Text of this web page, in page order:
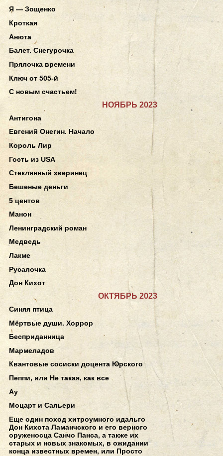
Я — Зощенко
Кроткая
Анюта
Балет. Снегурочка
Прялочка времени
Ключ от 505-й
С новым счастьем!
НОЯБРЬ 2023
Антигона
Евгений Онегин. Начало
Король Лир
Гость из USA
Стеклянный зверинец
Бешеные деньги
5 центов
Манон
Ленинградский роман
Медведь
Лакме
Русалочка
Дон Кихот
ОКТЯБРЬ 2023
Синяя птица
Мёртвые души. Хоррор
Бесприданница
Мармеладов
Квантовые сосиски доцента Юрского
Пеппи, или Не такая, как все
Ау
Моцарт и Сальери
Еще один поход хитроумного идальго
Дон Кихота Ламанчского и его верного
оруженосца Санчо Панса, а также их
старых и новых знакомых, в ожидании
конца известных времен, или Просто